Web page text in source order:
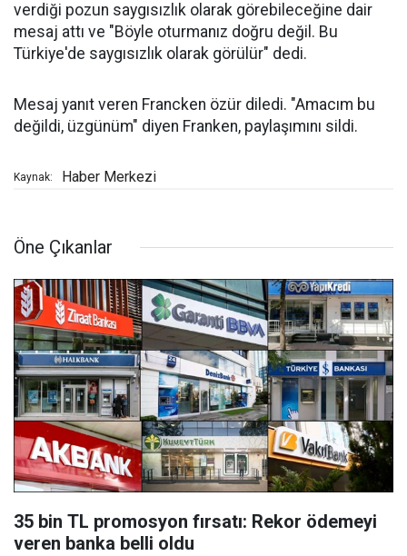
verdiği pozun saygısızlık olarak görebileceğine dair
mesaj attı ve "Böyle oturmanız doğru değil. Bu
Türkiye'de saygısızlık olarak görülür" dedi.
Mesaj yanıt veren Francken özür diledi. "Amacım bu
değildi, üzgünüm" diyen Franken, paylaşımını sildi.
Kaynak: Haber Merkezi
Öne Çıkanlar
35 bin TL promosyon fırsatı: Rekor ödemeyi
veren banka belli oldu